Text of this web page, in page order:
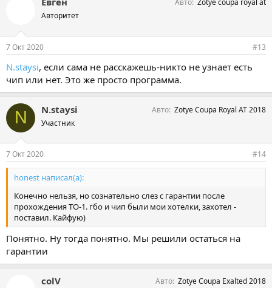
Авторитет
Авто Zotye coupa royal at
7 Окт 2020 #13
N.staysi, если сама не расскажешь-никто не узнает есть
чип или нет. Это же просто программа.
N N.staysi
Участник
Авто Zotye Coupa Royal AT 2018
7 Окт 2020 #14
honest написал(а):
Конечно нельзя, но сознательно слез с гарантии после
прохождения ТО-1. гбо и чип были мои хотелки, захотел -
поставил. Кайфую)
Понятно. Ну тогда понятно. Мы решили остаться на
гарантии
colV Авто Zotye Coupa Exalted 2018